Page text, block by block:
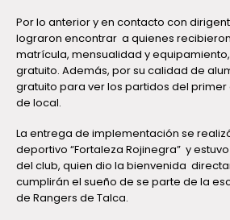
Por lo anterior y en contacto con
lograron encontrar a quienes
matrícula, mensualidad y
gratuito. Además, por su calidad de
gratuito para ver los partidos del
de local.
La entrega de implementación se
deportivo “Fortaleza Rojinegra” y
del club, quien dio la bienvenida
cumplirán el sueño de se parte de la
de Rangers de Talca.